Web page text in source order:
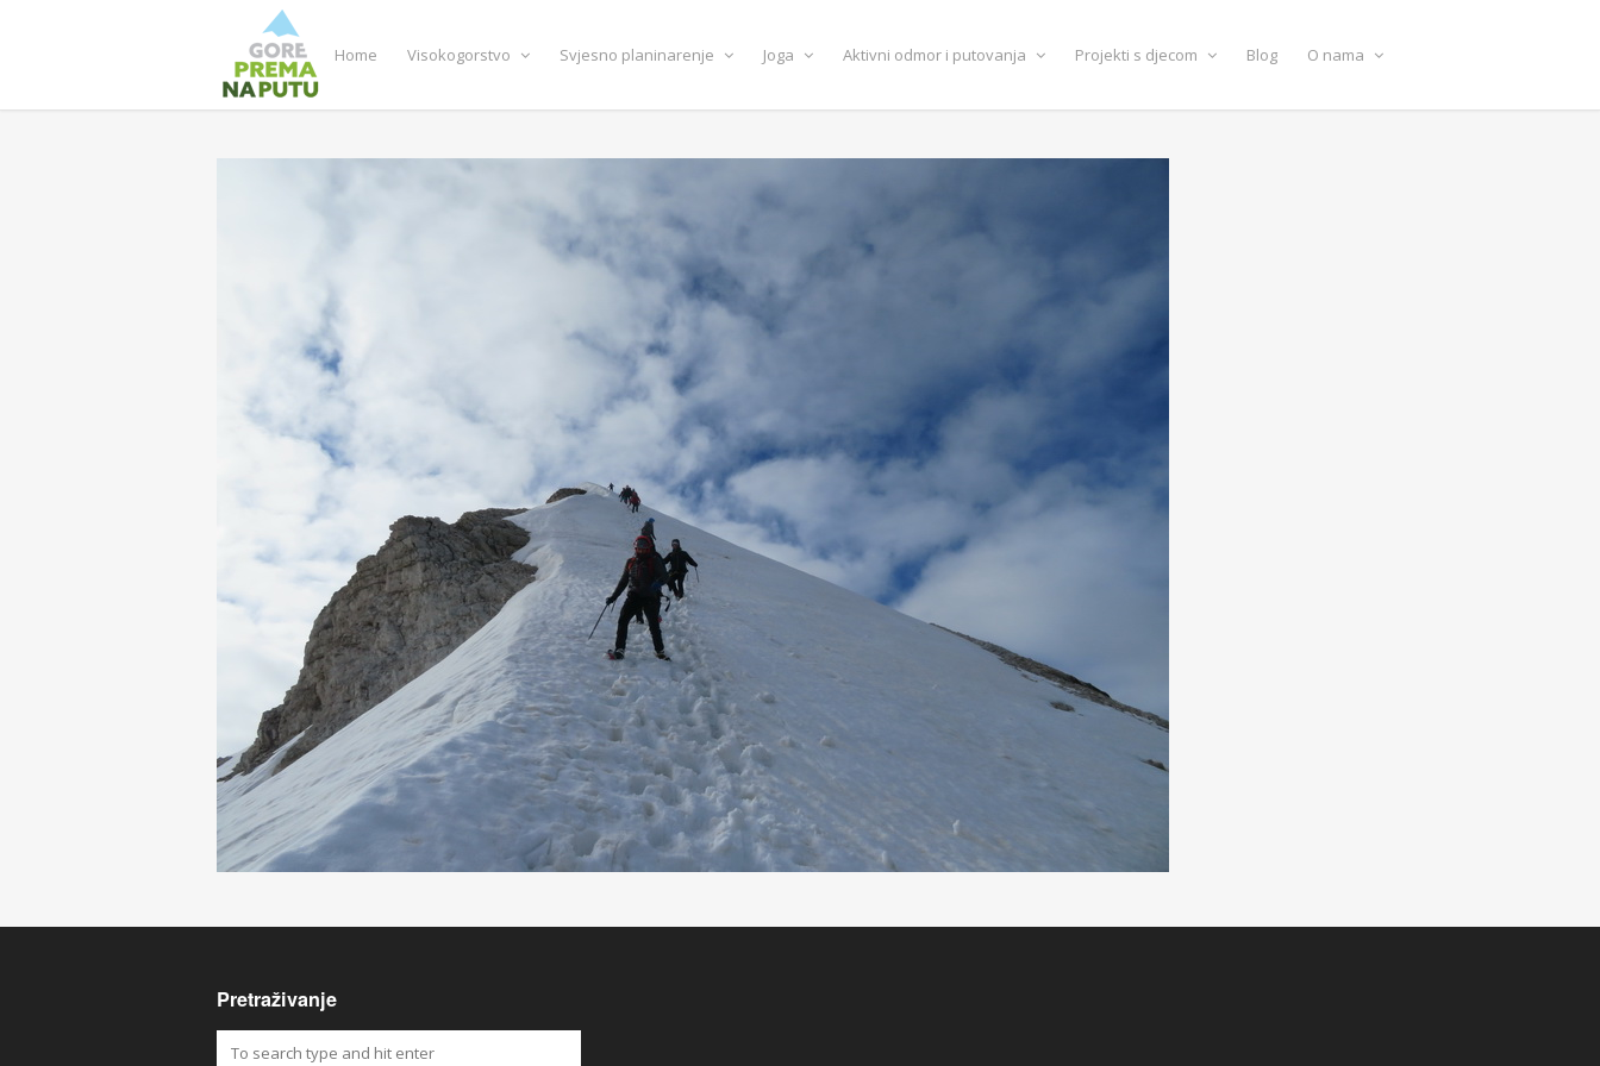
Home Visokogorstvo Svjesno planinarenje Joga Aktivni odmor i putovanja Projekti s djecom Blog O nama
Pretraživanje